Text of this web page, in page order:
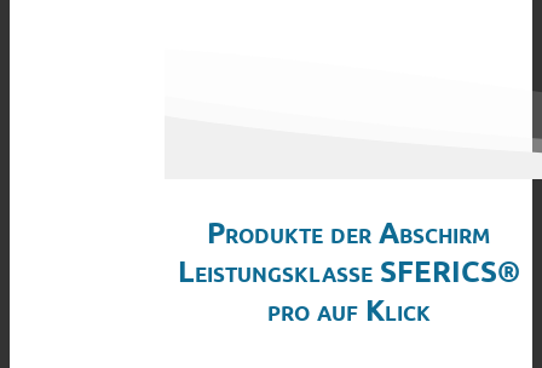
Produkte der Abschirm
Leistungsklasse SFERICS®
pro auf Klick